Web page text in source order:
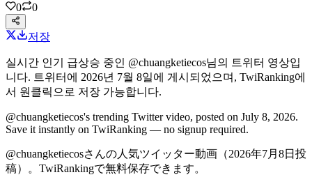
0 0
저장
실시간 인기 급상승 중인 @chuangketiecos님의 트위터 영상입
니다. 트위터에 2026년 7월 8일에 게시되었으며, TwiRanking에
서 원클릭으로 저장 가능합니다.
@chuangketiecos's trending Twitter video, posted on July 8, 2026.
Save it instantly on TwiRanking — no signup required.
@chuangketiecosさんの人気ツイッター動画 （2026年7月8日投
稿）
。TwiRankingで無料保存できます。